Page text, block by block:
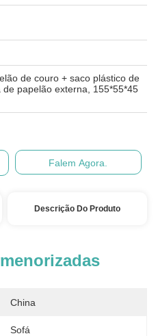
de couro + saco plástico de
de papelão externa, 155*55*45
Falem Agora.
Descrição Do Produto
China
Sofá